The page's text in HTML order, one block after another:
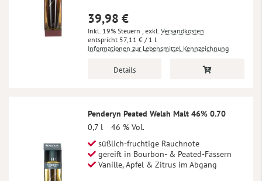
39,98 €
Inkl. 19% Steuern , exkl. Versandkosten
57,11 € / 1 l
Informationen zur Lebensmittel Kennzeichnung
Details
Penderyn Peated Welsh Malt 46% 0.70
0,7 l
46 % Vol.
süßlich-fruchtige Rauchnote
gereift in Bourbon- & Peated-Fässern
Vanille, Apfel & Zitrus im Abgang